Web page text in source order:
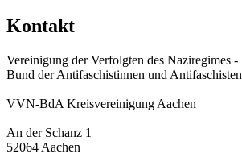
Kontakt
Vereinigung der Verfolgten des Naziregimes -
Bund der Antifaschistinnen und Antifaschisten
VVN-BdA Kreisvereinigung Aachen
An der Schanz 1
52064 Aachen